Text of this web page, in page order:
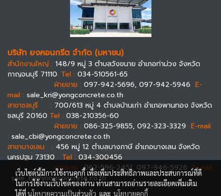
บริษัท ยงคอนกรีต จำกัด (มหาชน)
สำนักงานใหญ่ : 148/9 หมู่ 3 ตำบลวังขนาย อำเภอท่าม่วง จังหวัด
กาญจนบุรี 71110 Tel : 034-510561-65
ฝ่ายขาย : 097-942-5696, 097-942-5946 E-
mail : sale_kri@yongconcrete.co.th
สาขาชลบุรี : 700/613 หมู่ 4 ตำบลบ้านเก่า อำเภอพานทอง จังหวัด
ชลบุรี 20160 Tel : 038-210356-60
ฝ่ายขาย : 086-325-9855, 092-323-3329 E-mail
: sale_cbi@yongconcrete.co.th
สาขาบางเลน : 456 หมู่ 12 ตำบลบางภาษี อำเภอบางเลน จังหวัด
นครปฐม 73130 Tel : 034-300456
ฝ่ายขาย : 062-596-2451, 097-946-5926E-mail
: sale_bl@yongconcrete.co.th
เว็บไซต์นี้มีการใช้งานคุกกี้ เพื่อเพิ่มประสิทธิภาพและประสบการณ์ที่ดี
ในการใช้งานเว็บไซต์ของท่าน ท่านสามารถอ่านรายละเอียดเพิ่มเติม
ได้ที่นโยบายความเป็นส่วนตัว และ นโยบายคุกกี้